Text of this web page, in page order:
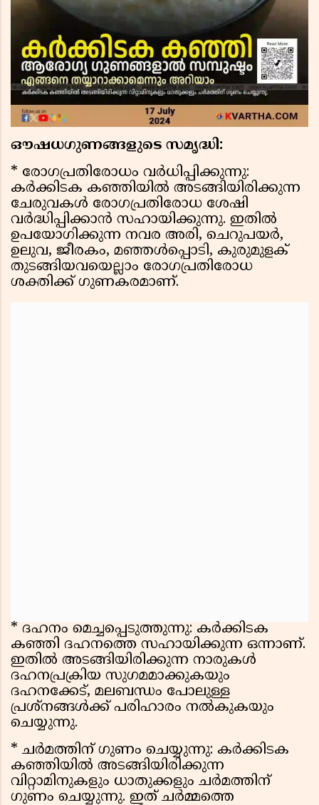
ഔഷധഗുണങ്ങളുടെ സമൃദ്ധി:
* രോഗപ്രതിരോധം വർധിപ്പിക്കുന്നു:
കർക്കിടക കഞ്ഞിയിൽ അടങ്ങിയിരിക്കുന്ന
ചേരുവകൾ രോഗപ്രതിരോധ ശേഷി
വർദ്ധിപ്പിക്കാൻ സഹായിക്കുന്നു. ഇതിൽ
ഉപയോഗിക്കുന്ന നവര അരി, ചെറുപയർ,
ഉലുവ, ജീരകം, മഞ്ഞൾപ്പൊടി, കുരുമുളക്
തുടങ്ങിയവയെല്ലാം രോഗപ്രതിരോധ
ശക്തിക്ക് ഗുണകരമാണ്.
* ദഹനം മെച്ചപ്പെടുത്തുന്നു: കർക്കിടക
കഞ്ഞി ദഹനത്തെ സഹായിക്കുന്ന ഒന്നാണ്.
ഇതിൽ അടങ്ങിയിരിക്കുന്ന നാരുകൾ
ദഹനപ്രക്രിയ സുഗമമാക്കുകയും
ദഹനക്കേട്, മലബന്ധം പോലുള്ള
പ്രശ്നങ്ങൾക്ക് പരിഹാരം നൽകുകയും
ചെയ്യുന്നു.
* ചർമത്തിന് ഗുണം ചെയ്യുന്നു: കർക്കിടക
കഞ്ഞിയിൽ അടങ്ങിയിരിക്കുന്ന
വിറ്റാമിനുകളും ധാതുക്കളും ചർമത്തിന്
ഗുണം ചെയ്യുന്നു. ഇത് ചർമ്മത്തെ